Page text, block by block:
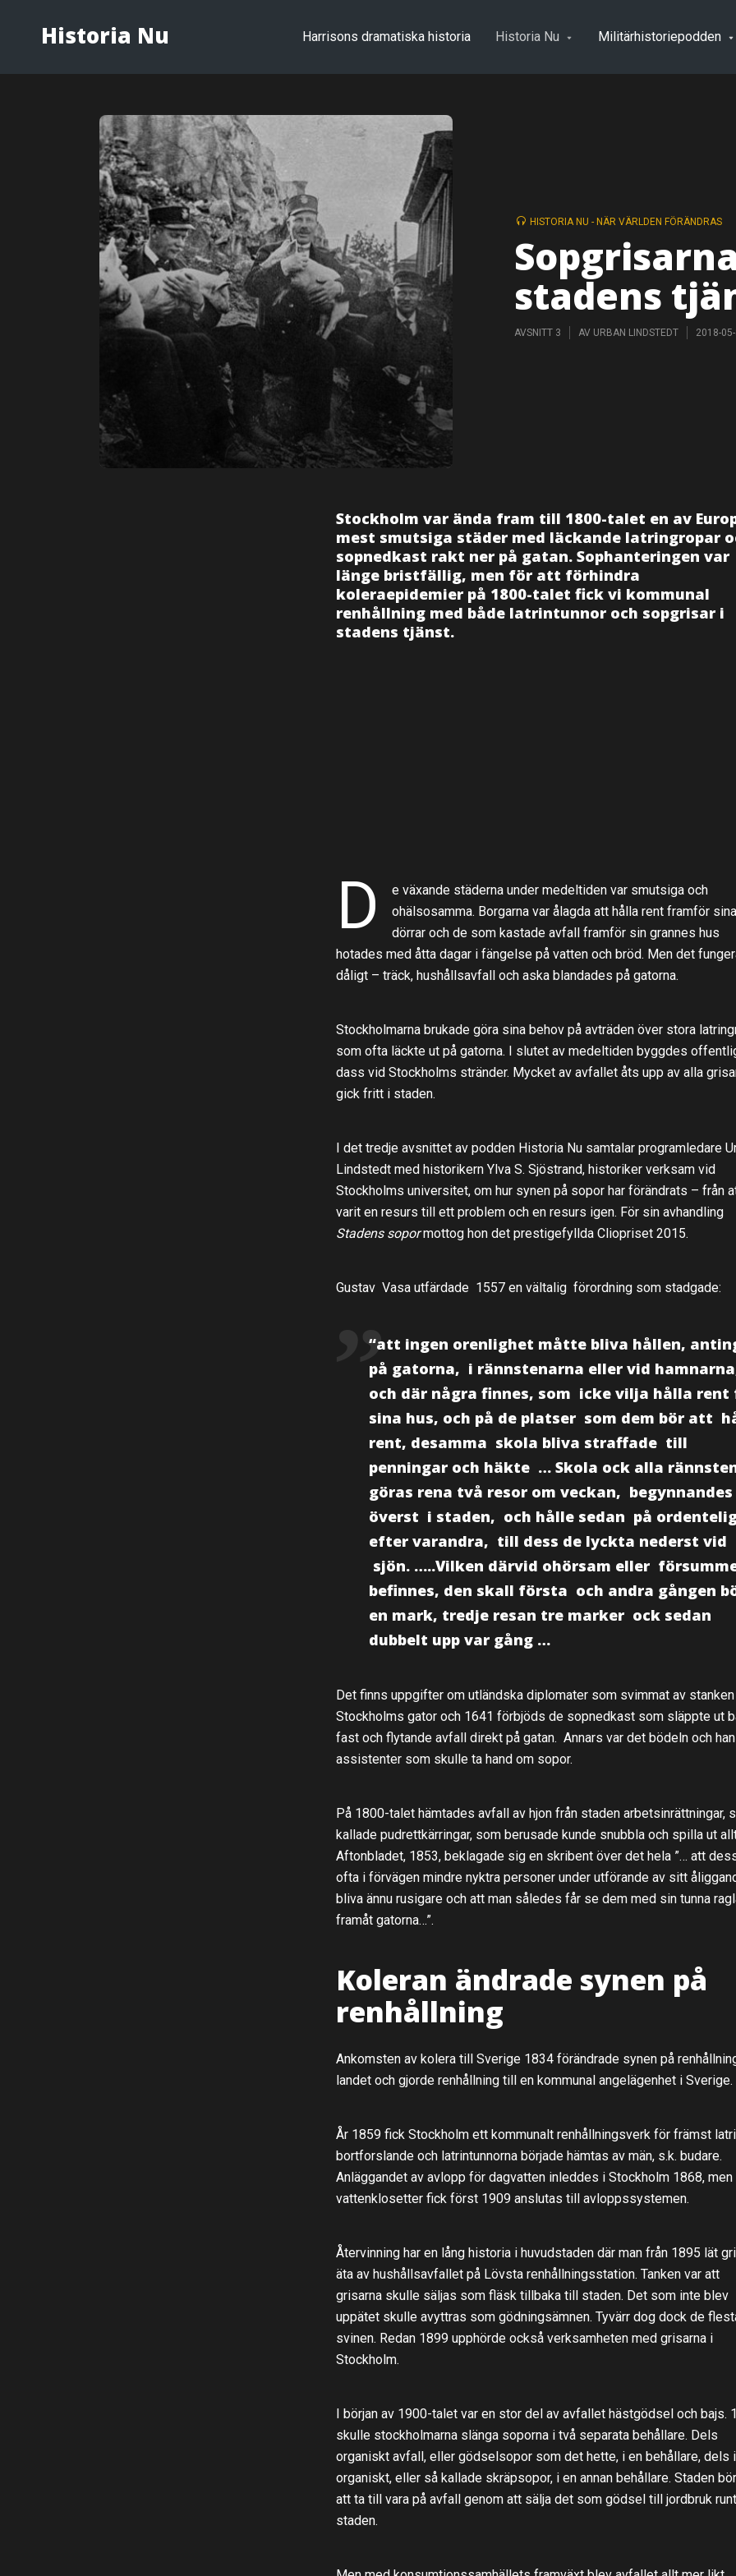
Historia Nu Harrisons dramatiska historia Historia Nu Militärhistoriepodden
HISTORIA NU - NÄR VÄRLDEN FÖRÄNDRAS
stadens
AVSNITT 3 AV URBAN LINDSTEDT 2018-
Stockholm var ända fram till 1800-talet en av
mest smutsiga städer med läckande latringropar
sopnedkast rakt ner på gatan. Sophanteringen var
länge bristfällig, men för att förhindra
koleraepidemier på 1800-talet fick vi kommunal
renhållning med både latrintunnor och sopgrisar i
stadens tjänst.
D
e växande städerna under medeltiden var smutsiga och
ohälsosamma. Borgarna var ålagda att hålla rent framför
dörrar och de som kastade avfall framför sin grannes hus
hotades med åtta dagar i fängelse på vatten och bröd. Men det
dåligt – träck, hushållsavfall och aska blandades på gatorna.
Stockholmarna brukade göra sina behov på avträden över stora
som ofta läckte ut på gatorna. I slutet av medeltiden byggdes
dass vid Stockholms stränder. Mycket av avfallet åts upp av alla
gick fritt i staden.
I det tredje avsnittet av podden Historia Nu samtalar programledare
Lindstedt med historikern Ylva S. Sjöstrand, historiker verksam vid
Stockholms universitet, om hur synen på sopor har förändrats – från
varit en resurs till ett problem och en resurs igen. För sin avhandling
Stadens sopormottog hon det prestigefyllda Cliopriset 2015.
Gustav Vasa utfärdade 1557 en vältalig förordning som stadgade:
“att ingen orenlighet måtte bliva hållen,
på gatorna, i rännstenarna eller vid
och där några finnes, som icke vilja hålla rent
sina hus, och på de platser som dem bör att
rent, desamma skola bliva straffade till
penningar och häkte … Skola ock alla
göras rena två resor om veckan, begynnandes
överst i staden, och hålle sedan på
efter varandra, till dess de lyckta nederst vid
sjön. …..Vilken därvid ohörsam eller
befinnes, den skall första och andra gången
en mark, tredje resan tre marker ock sedan
dubbelt upp var gång …
Det finns uppgifter om utländska diplomater som svimmat av
Stockholms gator och 1641 förbjöds de sopnedkast som släppte ut
fast och flytande avfall direkt på gatan. Annars var det bödeln och
assistenter som skulle ta hand om sopor.
På 1800-talet hämtades avfall av hjon från staden arbetsinrättningar,
kallade pudrettkärringar, som berusade kunde snubbla och spilla ut
Aftonbladet, 1853, beklagade sig en skribent över det hela ”… att
ofta i förvägen mindre nyktra personer under utförande av sitt
bliva ännu rusigare och att man således får se dem med sin tunna
framåt gatorna…”.
Koleran ändrade synen på
renhållning
Ankomsten av kolera till Sverige 1834 förändrade synen på
landet och gjorde renhållning till en kommunal angelägenhet i Sverige.
År 1859 fick Stockholm ett kommunalt renhållningsverk för främst
bortforslande och latrintunnorna började hämtas av män, s.k. budare.
Anläggandet av avlopp för dagvatten inleddes i Stockholm 1868, men
vattenklosetter fick först 1909 anslutas till avloppssystemen.
Återvinning har en lång historia i huvudstaden där man från 1895 lät
äta av hushållsavfallet på Lövsta renhållningsstation. Tanken var att
grisarna skulle säljas som fläsk tillbaka till staden. Det som inte blev
uppätet skulle avyttras som gödningsämnen. Tyvärr dog dock de
svinen. Redan 1899 upphörde också verksamheten med grisarna i
Stockholm.
I början av 1900-talet var en stor del av avfallet hästgödsel och bajs.
skulle stockholmarna slänga soporna i två separata behållare. Dels
organiskt avfall, eller gödselsopor som det hette, i en behållare, dels
organiskt, eller så kallade skräpsopor, i en annan behållare. Staden
att ta till vara på avfall genom att sälja det som gödsel till jordbruk
staden.